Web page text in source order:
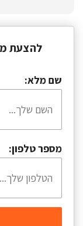
להצעת
שם מלא:
מספר טלפון: